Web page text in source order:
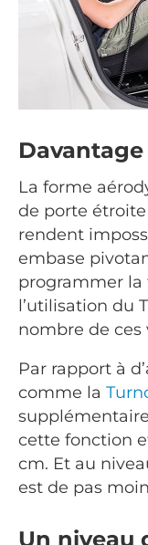
Davantage
La forme
de porte
rendent
embase
programmer
l’utilisation du
nombre de ces
Par rapport à
comme la
cette fonction
cm. Et au
est de pas
Un niveau